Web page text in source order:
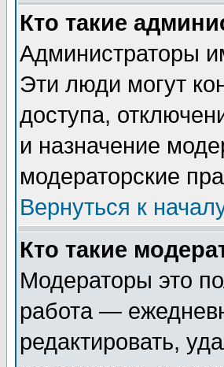
Кто такие
Администраторы
Эти люди могут
доступа,
и назначение
модераторские
Вернуться к
Кто такие
Модераторы это
работа —
редактировать,